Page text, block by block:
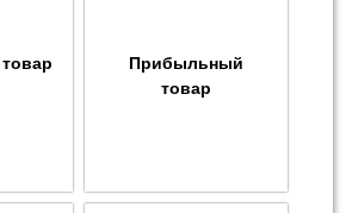
Прибыльный
товар